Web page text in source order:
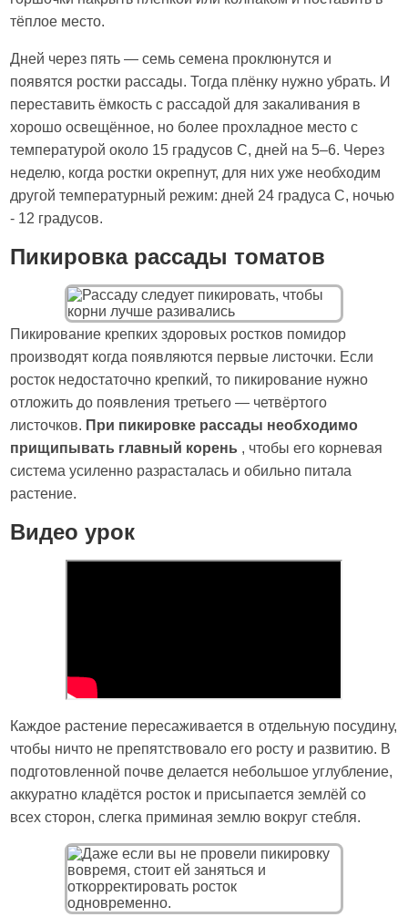
тёплое место.
Дней через пять — семь семена проклюнутся и
появятся ростки рассады. Тогда плёнку нужно убрать. И
переставить ёмкость с рассадой для закаливания в
хорошо освещённое, но более прохладное место с
температурой около 15 градусов С, дней на 5–6. Через
неделю, когда ростки окрепнут, для них уже необходим
другой температурный режим: дней 24 градуса С, ночью
- 12 градусов.
Пикировка рассады томатов
Пикирование крепких здоровых ростков помидор
производят когда появляются первые листочки. Если
росток недостаточно крепкий, то пикирование нужно
отложить до появления третьего — четвёртого
листочков. При пикировке рассады необходимо
прищипывать главный корень , чтобы его корневая
система усиленно разрасталась и обильно питала
растение.
Видео урок
Каждое растение пересаживается в отдельную посудину,
чтобы ничто не препятствовало его росту и развитию. В
подготовленной почве делается небольшое углубление,
аккуратно кладётся росток и присыпается землёй со
всех сторон, слегка приминая землю вокруг стебля.